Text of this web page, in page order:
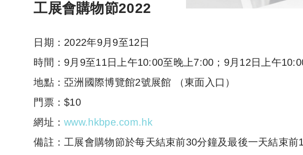
工展會購物節2022
日期：2022年9月9至12日
時間：9月9至11日上午10:00至晚上7:00；9月12日上午
地點：亞洲國際博覽館2號展館 （東面入口）
門票：$10
網址：www.hkbpe.com.hk
備註：工展會購物節於每天結束前30分鐘及最後一天結束前